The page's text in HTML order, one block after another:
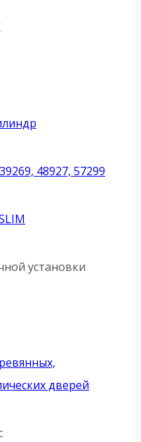
48927, 57299
установки
дверей